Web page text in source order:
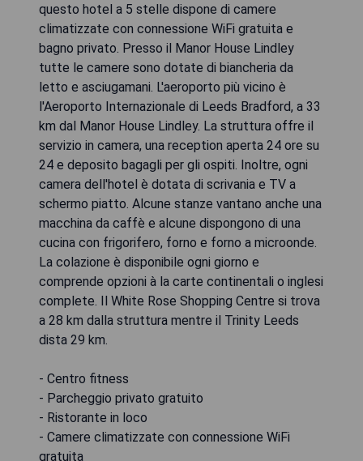
questo hotel a 5 stelle dispone di camere
climatizzate con connessione WiFi gratuita e
bagno privato. Presso il Manor House Lindley
tutte le camere sono dotate di biancheria da
letto e asciugamani. L'aeroporto più vicino è
l'Aeroporto Internazionale di Leeds Bradford, a 33
km dal Manor House Lindley. La struttura offre il
servizio in camera, una reception aperta 24 ore su
24 e deposito bagagli per gli ospiti. Inoltre, ogni
camera dell'hotel è dotata di scrivania e TV a
schermo piatto. Alcune stanze vantano anche una
macchina da caffè e alcune dispongono di una
cucina con frigorifero, forno e forno a microonde.
La colazione è disponibile ogni giorno e
comprende opzioni à la carte continentali o inglesi
complete. Il White Rose Shopping Centre si trova
a 28 km dalla struttura mentre il Trinity Leeds
dista 29 km.
- Centro fitness
- Parcheggio privato gratuito
- Ristorante in loco
- Camere climatizzate con connessione WiFi
gratuita